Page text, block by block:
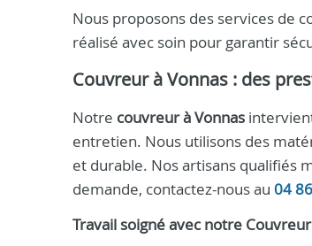
Nous proposons des services de
réalisé avec soin pour garantir
Couvreur à Vonnas : des
Notre couvreur à Vonnas
entretien. Nous utilisons des
et durable. Nos artisans qualifiés
demande, contactez-nous au 04
Travail soigné avec notre